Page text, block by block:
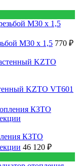
М30 х 1,5 770 ₽
KZTO VT601
КЗТО
46 120 ₽